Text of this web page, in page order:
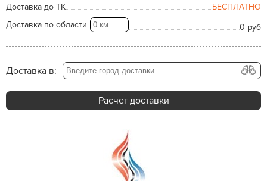
Доставка до ТК
БЕСПЛАТНО
Доставка по области
0 руб
Доставка в:
Расчет доставки